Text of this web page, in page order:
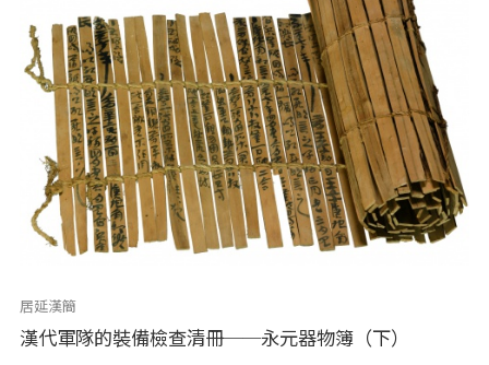
居延漢簡
漢代軍隊的裝備檢查清冊──永元器物簿（下）